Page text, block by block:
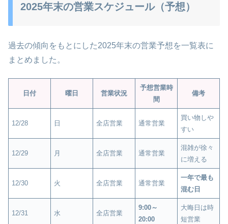
2025年末の営業スケジュール（予想）
過去の傾向をもとにした2025年末の営業予想を一覧表に
まとめました。
日付 曜日 営業状況
予想営業時
間
備考
12/28 日 全店営業 通常営業
買い物しや
すい
12/29 月 全店営業 通常営業
混雑が徐々
に増える
12/30 火 全店営業 通常営業
一年で最も
混む日
12/31 水 全店営業
9:00～
20:00
大晦日は時
短営業